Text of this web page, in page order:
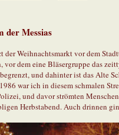
der Messias
der Weihnachtsmarkt vor dem
vor dem eine Bläsergruppe das
und dahinter ist das Alte
war ich in diesem schmalen
und davor strömten
Herbstabend. Auch drinnen